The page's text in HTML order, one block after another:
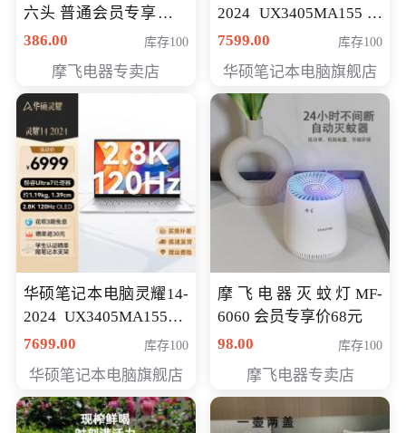
六头 普通会员专享价格
199元
386.00 库存100
摩飞电器专卖店
2024 UX3405MA155冰
川银 oled 智慧轻薄本 会
7599.00 库存100
华硕笔记本电脑旗舰店
华硕笔记本电脑灵耀14-
2024 UX3405MA155夜
空蓝 oled 智慧轻薄本 会
7699.00 库存100
华硕笔记本电脑旗舰店
摩飞电器灭蚊灯MF-
6060 会员专享价68元
98.00
库存100
摩飞电器专卖店